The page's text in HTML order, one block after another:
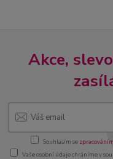
Akce,
Souhlasím se
Vaše osobní údaje chráníme v